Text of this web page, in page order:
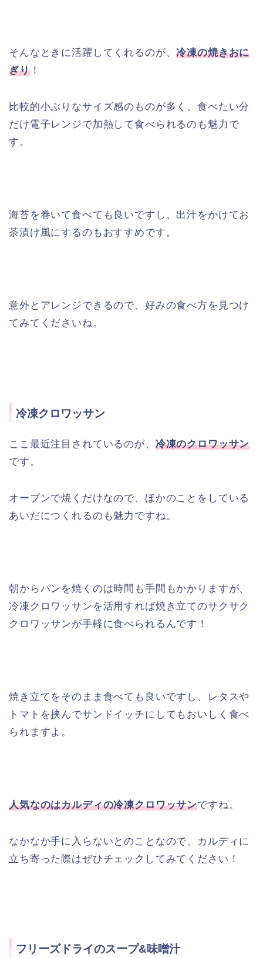
そんなときに活躍してくれるのが、冷凍の焼きおに
ぎり！
比較的小ぶりなサイズ感のものが多く、食べたい分
だけ電子レンジで加熱して食べられるのも魅力で
す。
海苔を巻いて食べても良いですし、出汁をかけてお
茶漬け風にするのもおすすめです。
意外とアレンジできるので、好みの食べ方を見つけ
てみてくださいね。
冷凍クロワッサン
ここ最近注目されているのが、 冷凍のクロワッサン
です。
オーブンで焼くだけなので、ほかのことをしている
あいだにつくれるのも魅力ですね。
朝からパンを焼くのは時間も手間もかかりますが、
冷凍クロワッサンを活用すれば焼き立てのサクサク
クロワッサンが手軽に食べられるんです！
焼き立てをそのまま食べても良いですし、レタスや
トマトを挟んでサンドイッチにしてもおいしく食べ
られますよ。
人気なのはカルディの冷凍クロワッサンですね。
なかなか手に入らないとのことなので、カルディに
立ち寄った際はぜひチェックしてみてください！
フリーズドライのスープ&味噌汁